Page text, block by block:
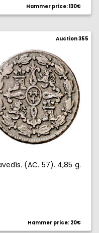
Hammer price: 130€
Auction 355
(AC. 57). 4,85 g.
Hammer price: 20€